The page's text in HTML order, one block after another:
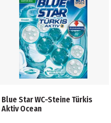
Blue Star WC-Steine Türkis
Aktiv Ocean